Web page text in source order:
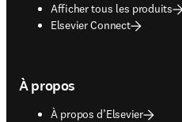
Afficher tous les produits
Elsevier Connect
À propos
À propos d’Elsevier